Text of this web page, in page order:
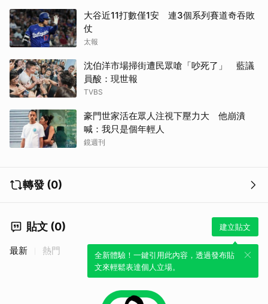
大谷近11打數僅1安 連3個系列賽道奇吞敗
仗
太報
沈伯洋市場掃街遭民眾嗆「吵死了」 藍議
員酸：現世報
TVBS
豪門世家活在眾人注視下壓力大 他崩潰
喊：我只是個年輕人
鏡週刊
轉發 (0)
貼文 (0) 建立貼文
全新體驗！一鍵引用此內容，透過發布貼
文來輕鬆表達個人立場。
最新 熱門